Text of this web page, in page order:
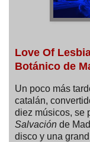
Love Of
Botánico de
Un poco más
catalán,
diez músicos, se
Salvación de
disco y una